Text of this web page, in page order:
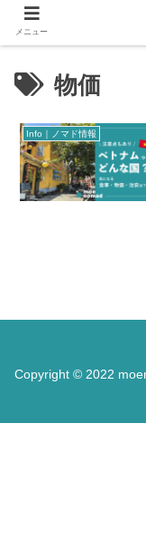
物価
Info｜ノマド情報
Copyright © 2022
メニュー